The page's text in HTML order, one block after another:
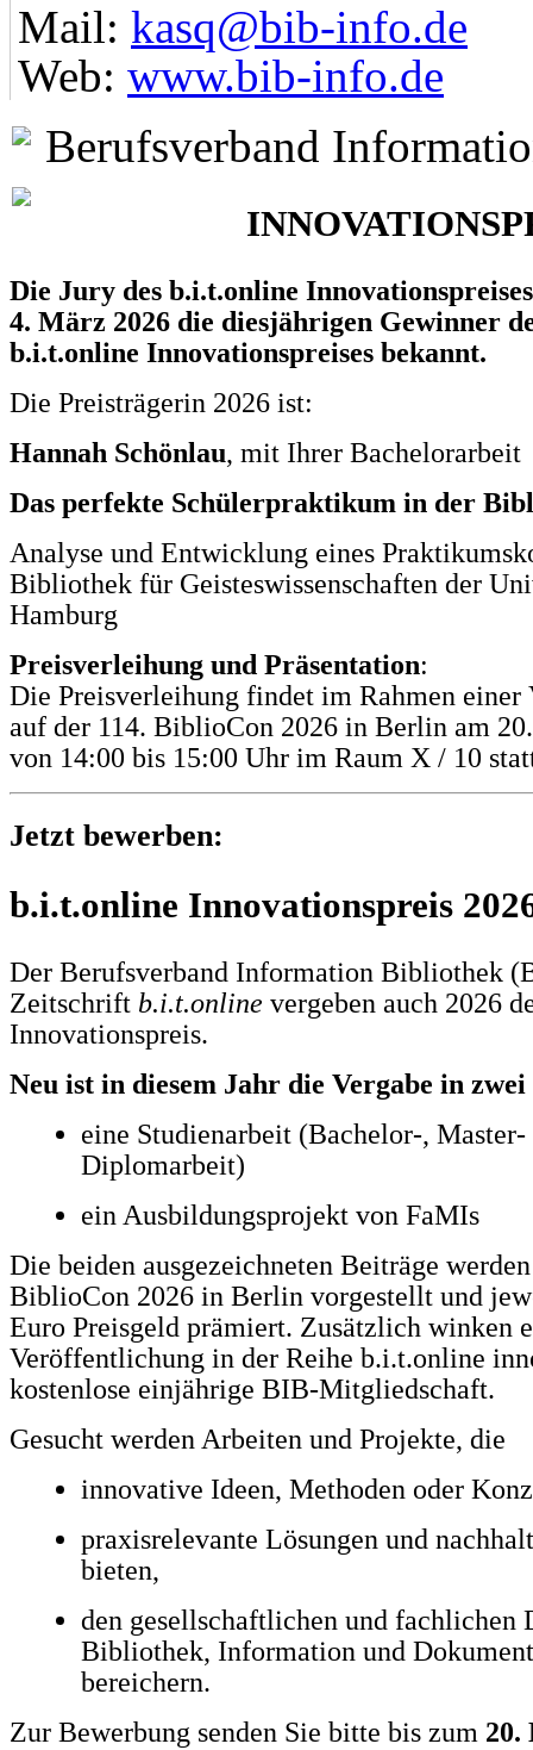
Mail: kasq@bib-info.de
Web: www.bib-info.de
Berufsverband
Die Jury des b.i.t.online
4. März 2026 die diesjährigen Gewinner
b.i.t.online Innovationspreises bekannt.
Die Preisträgerin 2026 ist:
Hannah Schönlau, mit Ihrer Bachelorarbeit
Das perfekte Schülerpraktikum in der
Analyse und Entwicklung eines
Bibliothek für Geisteswissenschaften der
Hamburg
Preisverleihung und Präsentation:
Die Preisverleihung findet im Rahmen einer
auf der 114. BiblioCon 2026 in Berlin am
von 14:00 bis 15:00 Uhr im Raum X / 10
Jetzt bewerben:
b.i.t.online Innovationspreis
Der Berufsverband Information Bibliothek
Zeitschrift b.i.t.online vergeben auch 2026
Innovationspreis.
Neu ist in diesem Jahr die Vergabe in
eine Studienarbeit (Bachelor-, Master-
Diplomarbeit)
ein Ausbildungsprojekt von FaMIs
Die beiden ausgezeichneten Beiträge
BiblioCon 2026 in Berlin vorgestellt und
Euro Preisgeld prämiert. Zusätzlich winken
Veröffentlichung in der Reihe b.i.t.online
kostenlose einjährige BIB-Mitgliedschaft.
Gesucht werden Arbeiten und Projekte, die
innovative Ideen, Methoden oder
praxisrelevante Lösungen und
bieten,
den gesellschaftlichen und fachlichen
Bibliothek, Information und
bereichern.
Zur Bewerbung senden Sie bitte bis zum 20.